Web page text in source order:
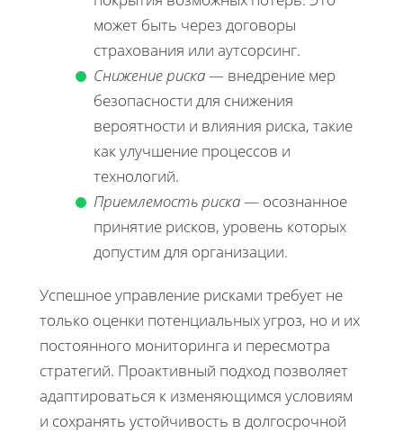
может быть через договоры
страхования или аутсорсинг.
Снижение риска— внедрение мер
безопасности для снижения
вероятности и влияния риска, такие
как улучшение процессов и
технологий.
Приемлемость риска— осознанное
принятие рисков, уровень которых
допустим для организации.
Успешное управление рисками требует не
только оценки потенциальных угроз, но и их
постоянного мониторинга и пересмотра
стратегий. Проактивный подход позволяет
адаптироваться к изменяющимся условиям
и сохранять устойчивость в долгосрочной